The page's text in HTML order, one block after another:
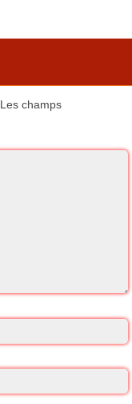
Les champs